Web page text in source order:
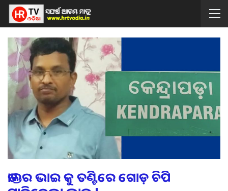
ଡାକ୍ତର ଭାଇ କୁ ତଣ୍ଟିରେ ଗୋଡ଼ ଚିପି